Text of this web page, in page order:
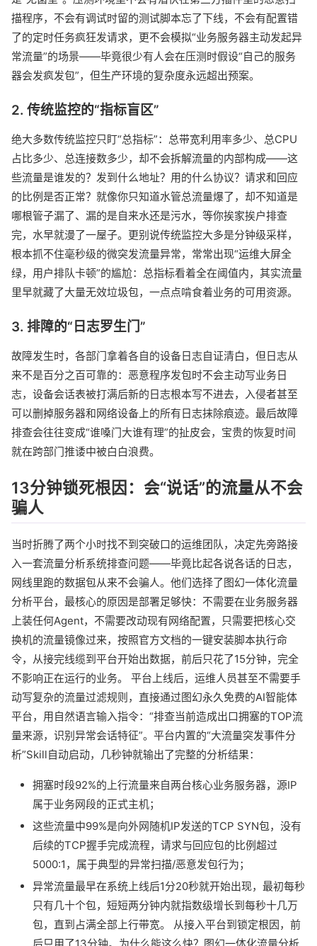
描程序，不会有调试时留的测试脚本忘了下线，不会有配置错
了的定时任务疯狂发请求，更不会模拟“业务服务器主动发起异
常流量”的场景——毕竟很少有人会在压测时假设“自己的服务
器会发疯发包”，但生产环境的复杂度永远超出预案。
2. 传统监控的“指标盲区”
绝大多数传统监控只盯“总指标”：总带宽利用率多少、总CPU
占比多少、总连接数多少，却不会拆解流量的内部构成——这
些流量是谁发的？发到什么地址？用的什么协议？请求和回应
的比例是否正常？就像你只知道水管总流量爆了，却不知道是
哪根管子漏了、漏的是自来水还是污水，等你挨家挨户排查
完，水早就漫了一屋子。更别说传统监控大多是分钟级采样，
根本抓不住毫秒级的微突发流量异常，常常出现“运维大屏全
绿，用户排队卡顿”的尴尬：总指标看着全在阈值内，其实流量
里早就藏了大量无效垃圾包，一点点啃食着业务的可用资源。
3. 排障的“日志罗生门”
故障发生时，各部门拿着各自的设备日志自证清白，但日志从
来不是百分之百可靠的：恶意程序发包时不会主动写业务日
志，设备会话表被打满后新的日志根本写不进去，入侵者甚至
可以删掉服务器和网络设备上的所有日志抹除痕迹。最后故障
排查会往往变成“谁嗓门大谁有理”的扯皮会，宝贵的恢复时间
就在跨部门推诿中被白白浪费。
13分钟锁死根因：会“说话”的流量从不会
骗人
当时折腾了两个小时找不到突破口的运维团队，决定先旁路接
入一套流量分析系统排查问题——毕竟比起各说各话的日志，
网线里跑的数据包从来不会骗人。他们选择了图幻一体化流量
分析平台，最核心的原因是部署足够快：不需要在业务服务器
上装任何Agent，不需要改动现有网络配置，只需要把核心交
换机的流量镜像过来，按照官方文档的一键安装脚本执行命
令，从接完线缆到平台开始出数据，前后只花了15分钟，完全
不影响正在运行的业务。 平台上线后，运维人员甚至不需要手
动写复杂的流量过滤规则，直接通过图幻永久免费的AI智能体
平台，用自然语言输入指令：“排查当前造成出口拥塞的TOP流
量来源，识别异常会话特征”。平台内置的“大流量突发事件分
析”Skill自动启动，几秒钟就输出了完整的分析结果：
拥塞时段92%的上行流量来自两台核心业务服务器，源IP
属于业务网段的正式主机；
这些流量中99%是向外网随机IP发送的TCP SYN包，没有
后续的TCP握手完成流程，请求与回应包的比例超过
5000:1，属于典型的异常扫描/恶意发包行为；
异常流量最早在系统上线后1分20秒就开始出现，最初每秒
只有几十个包，短短两分钟内就指数级增长到每秒十几万
包，直到占满全部上行带宽。 从接入平台到锁定根因，前
后只用了13分钟。为什么能这么快？图幻一体化流量分析